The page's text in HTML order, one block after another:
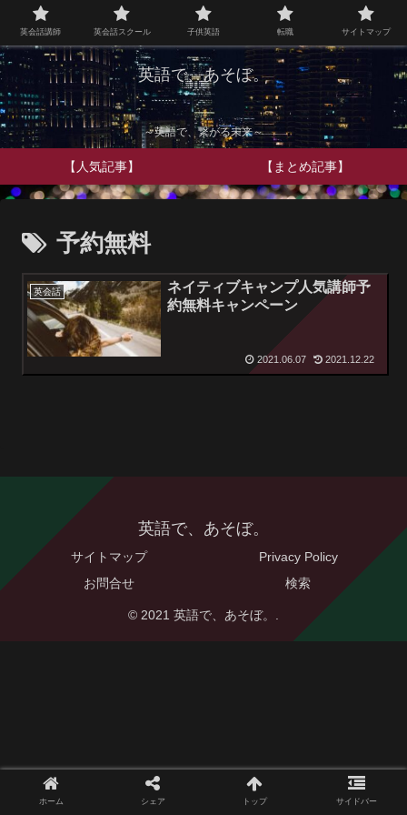
英語で、あそぼ。
～英語で、繋がる未来～
【人気記事】 【まとめ記事】
予約無料
英会話
ネイティブキャンプ人気講師予
約無料キャンペーン
2021.06.07 2021.12.22
英語で、あそぼ。
サイトマップ
Privacy Policy
お問合せ
検索
© 2021 英語で、あそぼ。.
英会話講師 英会話スクール 子供英語 転職 サイトマップ
ホーム シェア トップ サイドバー